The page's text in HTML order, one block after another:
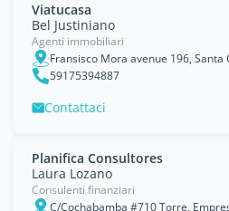
Viatucasa
Bel Justiniano
Agenti immobiliari
Fransisco Mora avenue 196, Santa
59175394887
Contattaci
Planifica Consultores
Laura Lozano
Consulenti finanziari